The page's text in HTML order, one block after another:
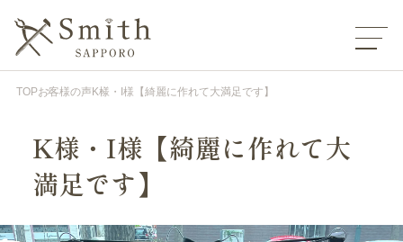
TOPお客様の声K様・I様【綺麗に作れて大満足です】
K様・I様【綺麗に作れて大
満足です】